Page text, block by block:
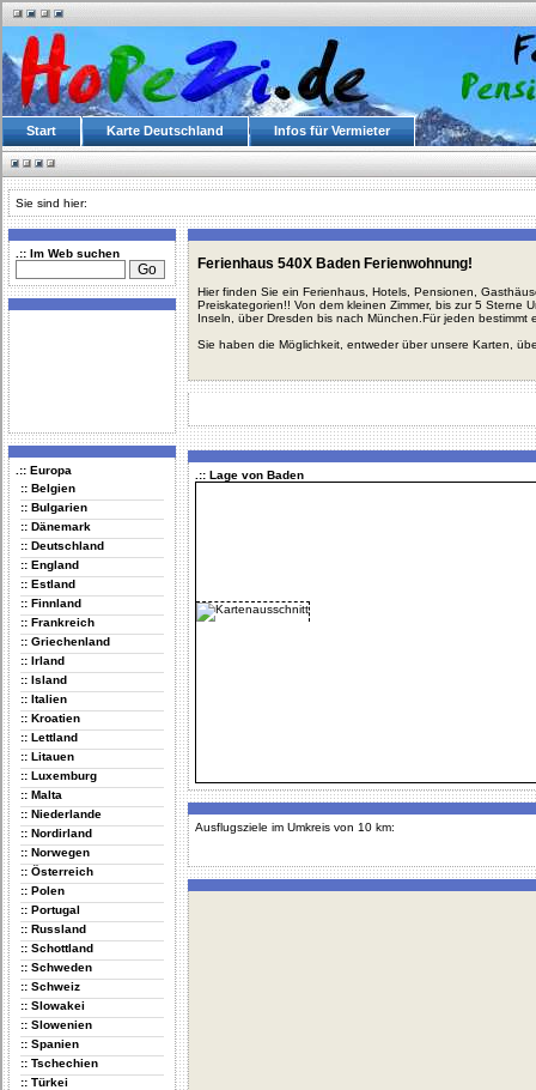
Start Karte Deutschland Infos für Vermieter
Sie sind hier:
.:: Im Web suchen
.:: Europa
:: Belgien
:: Bulgarien
:: Dänemark
:: Deutschland
:: England
:: Estland
:: Finnland
:: Frankreich
:: Griechenland
:: Irland
:: Island
:: Italien
:: Kroatien
:: Lettland
:: Litauen
:: Luxemburg
:: Malta
:: Niederlande
:: Nordirland
:: Norwegen
:: Österreich
:: Polen
:: Portugal
:: Russland
:: Schottland
:: Schweden
:: Schweiz
:: Slowakei
:: Slowenien
:: Spanien
:: Tschechien
:: Türkei
Ferienhaus 540X Baden Ferienwohnung!
Hier finden Sie ein Ferienhaus, Hotels, Pensionen,
Preiskategorien!! Von dem kleinen Zimmer, bis zur 5 Sterne
Inseln, über Dresden bis nach München.Für jeden bestimmt
Sie haben die Möglichkeit, entweder über unsere Karten,
.:: Lage von Baden
Ausflugsziele im Umkreis von 10 km: